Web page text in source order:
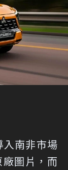
南非市場
廠圖片，而